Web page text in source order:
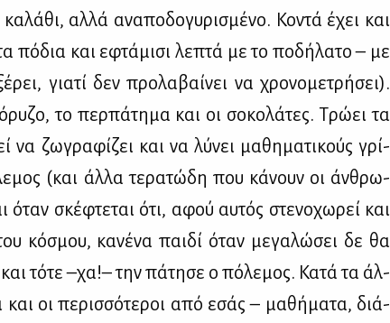
κα­λά­θι, αλ­λά ανα­πο­δο­γυ­ρι­σμέ­νο. Κο­ντά έχει και
πό­δια και εφτά­μι­σι λε­πτά με το πο­δή­λα­το – με
για­τί δεν προ­λα­βαί­νει να χρο­νο­με­τρή­σει).
το περ­πά­τη­μα και οι σο­κο­λά­τες. Τρώ­ει τα
να ζω­γρα­φί­ζει και να λύ­νει μα­θη­μα­τι­κούς γρί­
(και άλ­λα τε­ρα­τώ­δη που κά­νουν οι άν­θρω­
όταν σκέ­φτε­ται ότι, αφού αυ­τός στε­νο­χω­ρεί και
κό­σμου, κα­νέ­να παι­δί όταν με­γα­λώ­σει δε θα
τό­τε –χα!– την πά­τη­σε ο πό­λε­μος. Κα­τά τα άλ­
και οι πε­ρισ­σό­τε­ροι από εσάς – μα­θή­μα­τα, διά­